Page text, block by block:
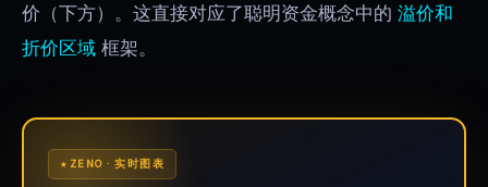
价（下方）。这直接对应了聪明资金概念中的 溢价和
折价区域 框架。
ZENO · 实时图表